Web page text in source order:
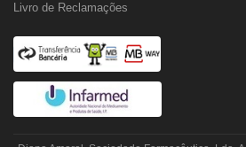
Livro de Reclamações